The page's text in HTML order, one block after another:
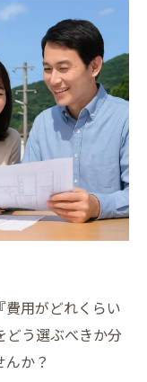
費用がどれくらい
どう選ぶべきか分
んか？